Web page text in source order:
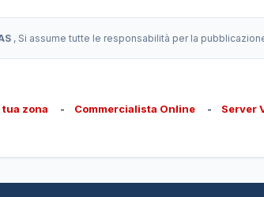
, Si assume tutte le responsabilità per la
zona - Commercialista Online - Server